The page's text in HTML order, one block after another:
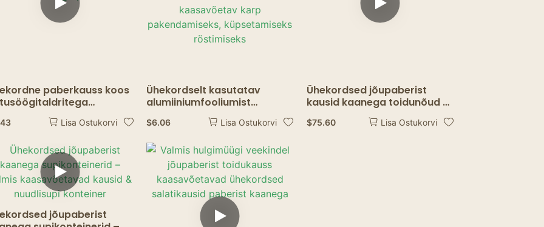
paberkauss koos
pulmapeo
Ühekordselt
paberikauss
Lisa Ostukorvi
Ühekordselt kasutatav
alumiiniumfooliumist
plekkfooliumialus
Ühekordselt kasutatav
Alumiiniumfooliumist
kaasavõetav karp
pakendamiseks,
küpsetamiseks röstimiseks
$6.06 Lisa Ostukorvi
Ühekordsed jõupaberist
kausid kaanega toidunõud –
500–1000 ml
ristkülikukujulised kausid
$75.60 Lisa Ostukorvi
jõupaberist